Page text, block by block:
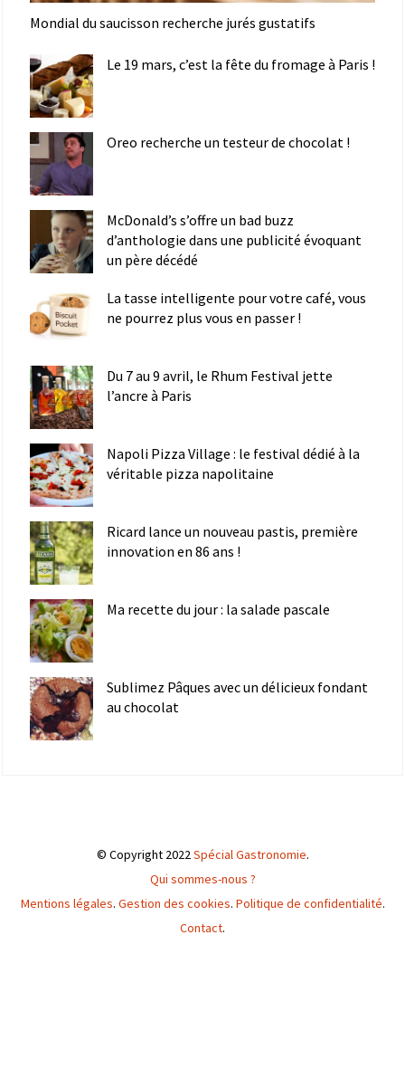
Mondial du saucisson recherche jurés gustatifs
Le 19 mars, c’est la fête du fromage à Paris !
Oreo recherche un testeur de chocolat !
McDonald’s s’offre un bad buzz
d’anthologie dans une publicité évoquant
un père décédé
La tasse intelligente pour votre café, vous
ne pourrez plus vous en passer !
Du 7 au 9 avril, le Rhum Festival jette
l’ancre à Paris
Napoli Pizza Village : le festival dédié à la
véritable pizza napolitaine
Ricard lance un nouveau pastis, première
innovation en 86 ans !
Ma recette du jour : la salade pascale
Sublimez Pâques avec un délicieux fondant
au chocolat
© Copyright 2022Spécial Gastronomie.
Qui sommes-nous ?
Mentions légales. Gestion des cookies. Politique de confidentialité.
Contact.